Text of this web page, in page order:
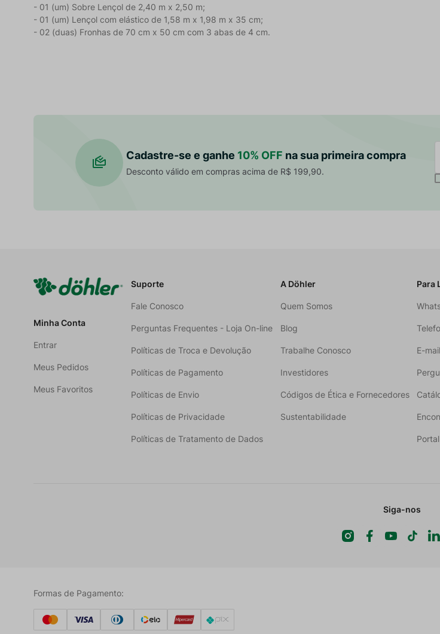
- 01 (um) Sobre Lençol de 2,40 m x 2,50 m;
- 01 (um) Lençol com elástico de 1,58 m x 1,98 m x 35 cm;
- 02 (duas) Fronhas de 70 cm x 50 cm com 3 abas de 4 cm.
Cadastre-se e ganhe 10% OFF na sua primeira compra
Desconto válido em compras acima de R$ 199,90.
Minha Conta
Entrar
Meus Pedidos
Meus Favoritos
Suporte
Fale Conosco
Perguntas Frequentes - Loja On-line
Políticas de Troca e Devolução
Políticas de Pagamento
Políticas de Envio
Políticas de Privacidade
Políticas de Tratamento de Dados
A Döhler
Quem Somos
Blog
Trabalhe Conosco
Investidores
Códigos de Ética e Fornecedores
Sustentabilidade
Para
E-
Siga-nos
Formas de Pagamento: